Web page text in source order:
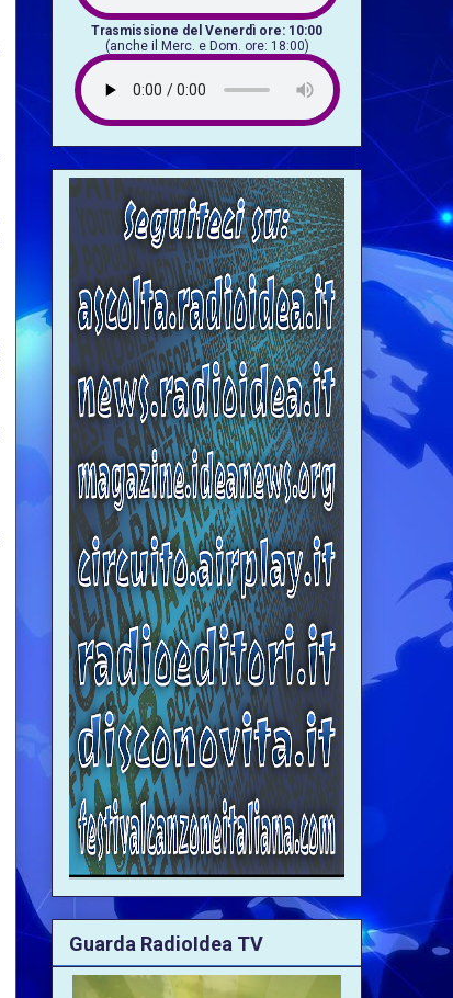
Trasmissione del Venerdì ore: 10:00
(anche il Merc. e Dom. ore: 18:00)
Guarda RadioIdea TV